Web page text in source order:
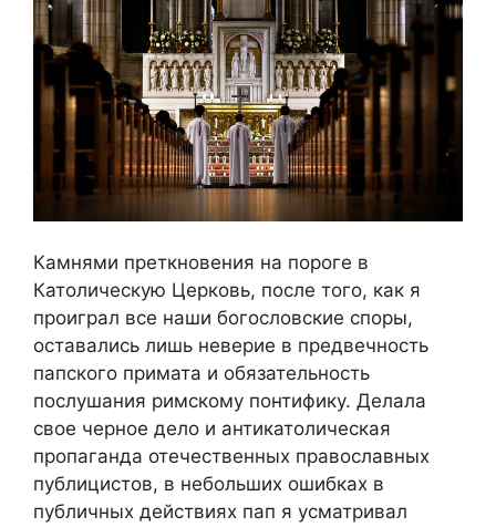
Камнями преткновения на пороге в
Католическую Церковь, после того, как я
проиграл все наши богословские споры,
оставались лишь неверие в предвечность
папского примата и обязательность
послушания римскому понтифику. Делала
свое черное дело и антикатолическая
пропаганда отечественных православных
публицистов, в небольших ошибках в
публичных действиях пап я усматривал